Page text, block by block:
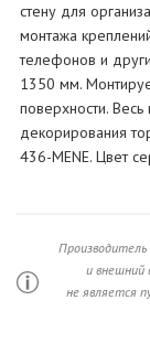
стену для
монтажа
телефонов и
1350 мм.
поверхности.
декорирования
436-MENE. Цвет
и внешний
не является